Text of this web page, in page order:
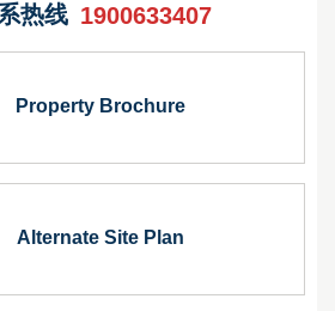
热线 1900633407
Property Brochure
Alternate Site Plan